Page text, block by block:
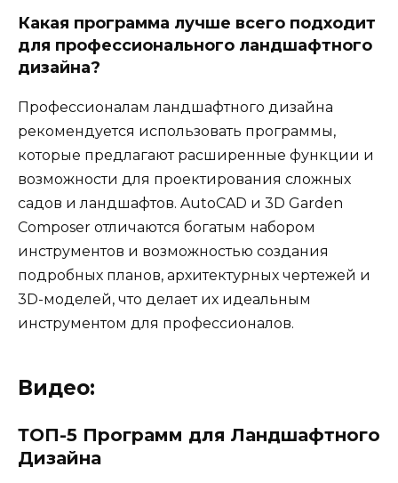
Какая программа лучше всего подходит
для профессионального ландшафтного
дизайна?
Профессионалам ландшафтного дизайна
рекомендуется использовать программы,
которые предлагают расширенные функции и
возможности для проектирования сложных
садов и ландшафтов. AutoCAD и 3D Garden
Composer отличаются богатым набором
инструментов и возможностью создания
подробных планов, архитектурных чертежей и
3D-моделей, что делает их идеальным
инструментом для профессионалов.
Видео:
ТОП-5 Программ для Ландшафтного
Дизайна